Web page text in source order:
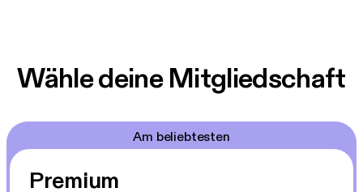
Wähle deine Mitgliedschaft
Am beliebtesten
Premium